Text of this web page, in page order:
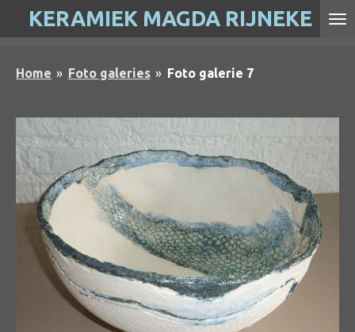
direct
de
KERAMIEK MAGDA RIJNEKE
Home » Foto galeries » Foto galerie 7